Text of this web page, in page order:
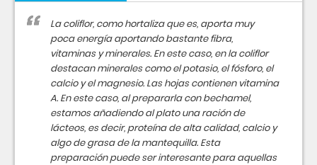
La coliflor, como hortaliza que es, aporta muy
poca energía aportando bastante fibra,
vitaminas y minerales. En este caso, en la coliflor
destacan minerales como el potasio, el fósforo, el
calcio y el magnesio. Las hojas contienen vitamina
A. En este caso, al prepararla con bechamel,
estamos añadiendo al plato una ración de
lácteos, es decir, proteína de alta calidad, calcio y
algo de grasa de la mantequilla. Esta
preparación puede ser interesante para aquellas